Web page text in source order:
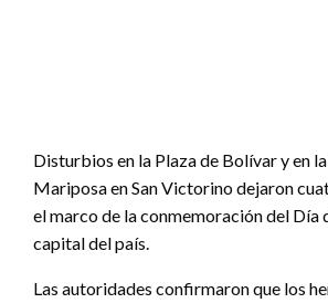
Disturbios en la Plaza de Bolívar y en
Mariposa en San Victorino dejaron
el marco de la conmemoración del Día
capital del país.
Las autoridades confirmaron que los